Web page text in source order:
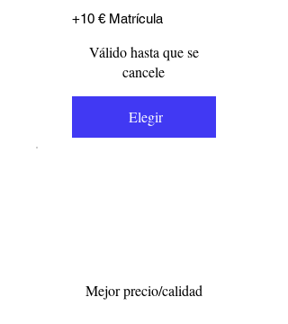
+10 € Matrícula
Válido hasta que se
cancele
Elegir
Mejor precio/calidad